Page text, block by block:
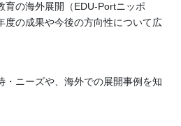
育の海外展開（EDU-Portニッポ
度の成果や今後の方向性について広
・ニーズや、海外での展開事例を知